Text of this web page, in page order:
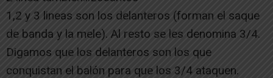
1,2 y 3 lineas son los delanteros (forman el saque
de banda y la mele). Al resto se les denomina 3/4.
Digamos que los delanteros son los que
conquistan el balón para que los 3/4 ataquen.